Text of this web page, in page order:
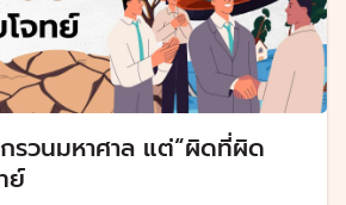
รวนมหาศาล แต่“ผิดที่ผิด
ย์